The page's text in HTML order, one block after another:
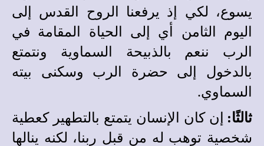
يسوع، لكي إذ يرفعنا الروح القدس إلى
اليوم الثامن أي إلى الحياة المقامة في
الرب ننعم بالذبيحة السماوية ونتمتع
بالدخول إلى حضرة الرب وسكنى بيته
السماوي.
ثالثًا:
إن كان الإنسان يتمتع بالتطهير كعطية
شخصية توهب له من قبل ربنا، لكنه ينالها